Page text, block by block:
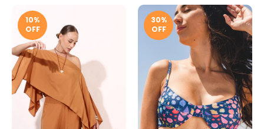
10%
OFF
30%
OFF